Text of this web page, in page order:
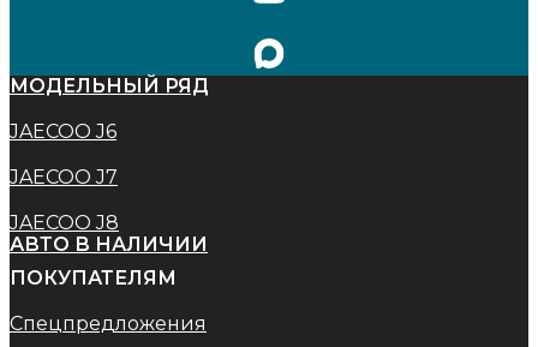
МОДЕЛЬНЫЙ РЯД
JAECOO J6
JAECOO J7
JAECOO J8
АВТО В НАЛИЧИИ
ПОКУПАТЕЛЯМ
Спецпредложения